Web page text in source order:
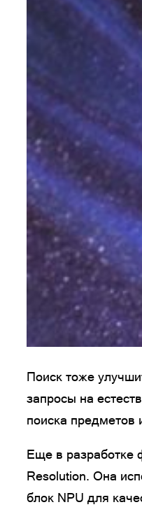
Поиск тоже
запросы на
поиска предметов
Еще в разработке
Resolution. Она
блок NPU для